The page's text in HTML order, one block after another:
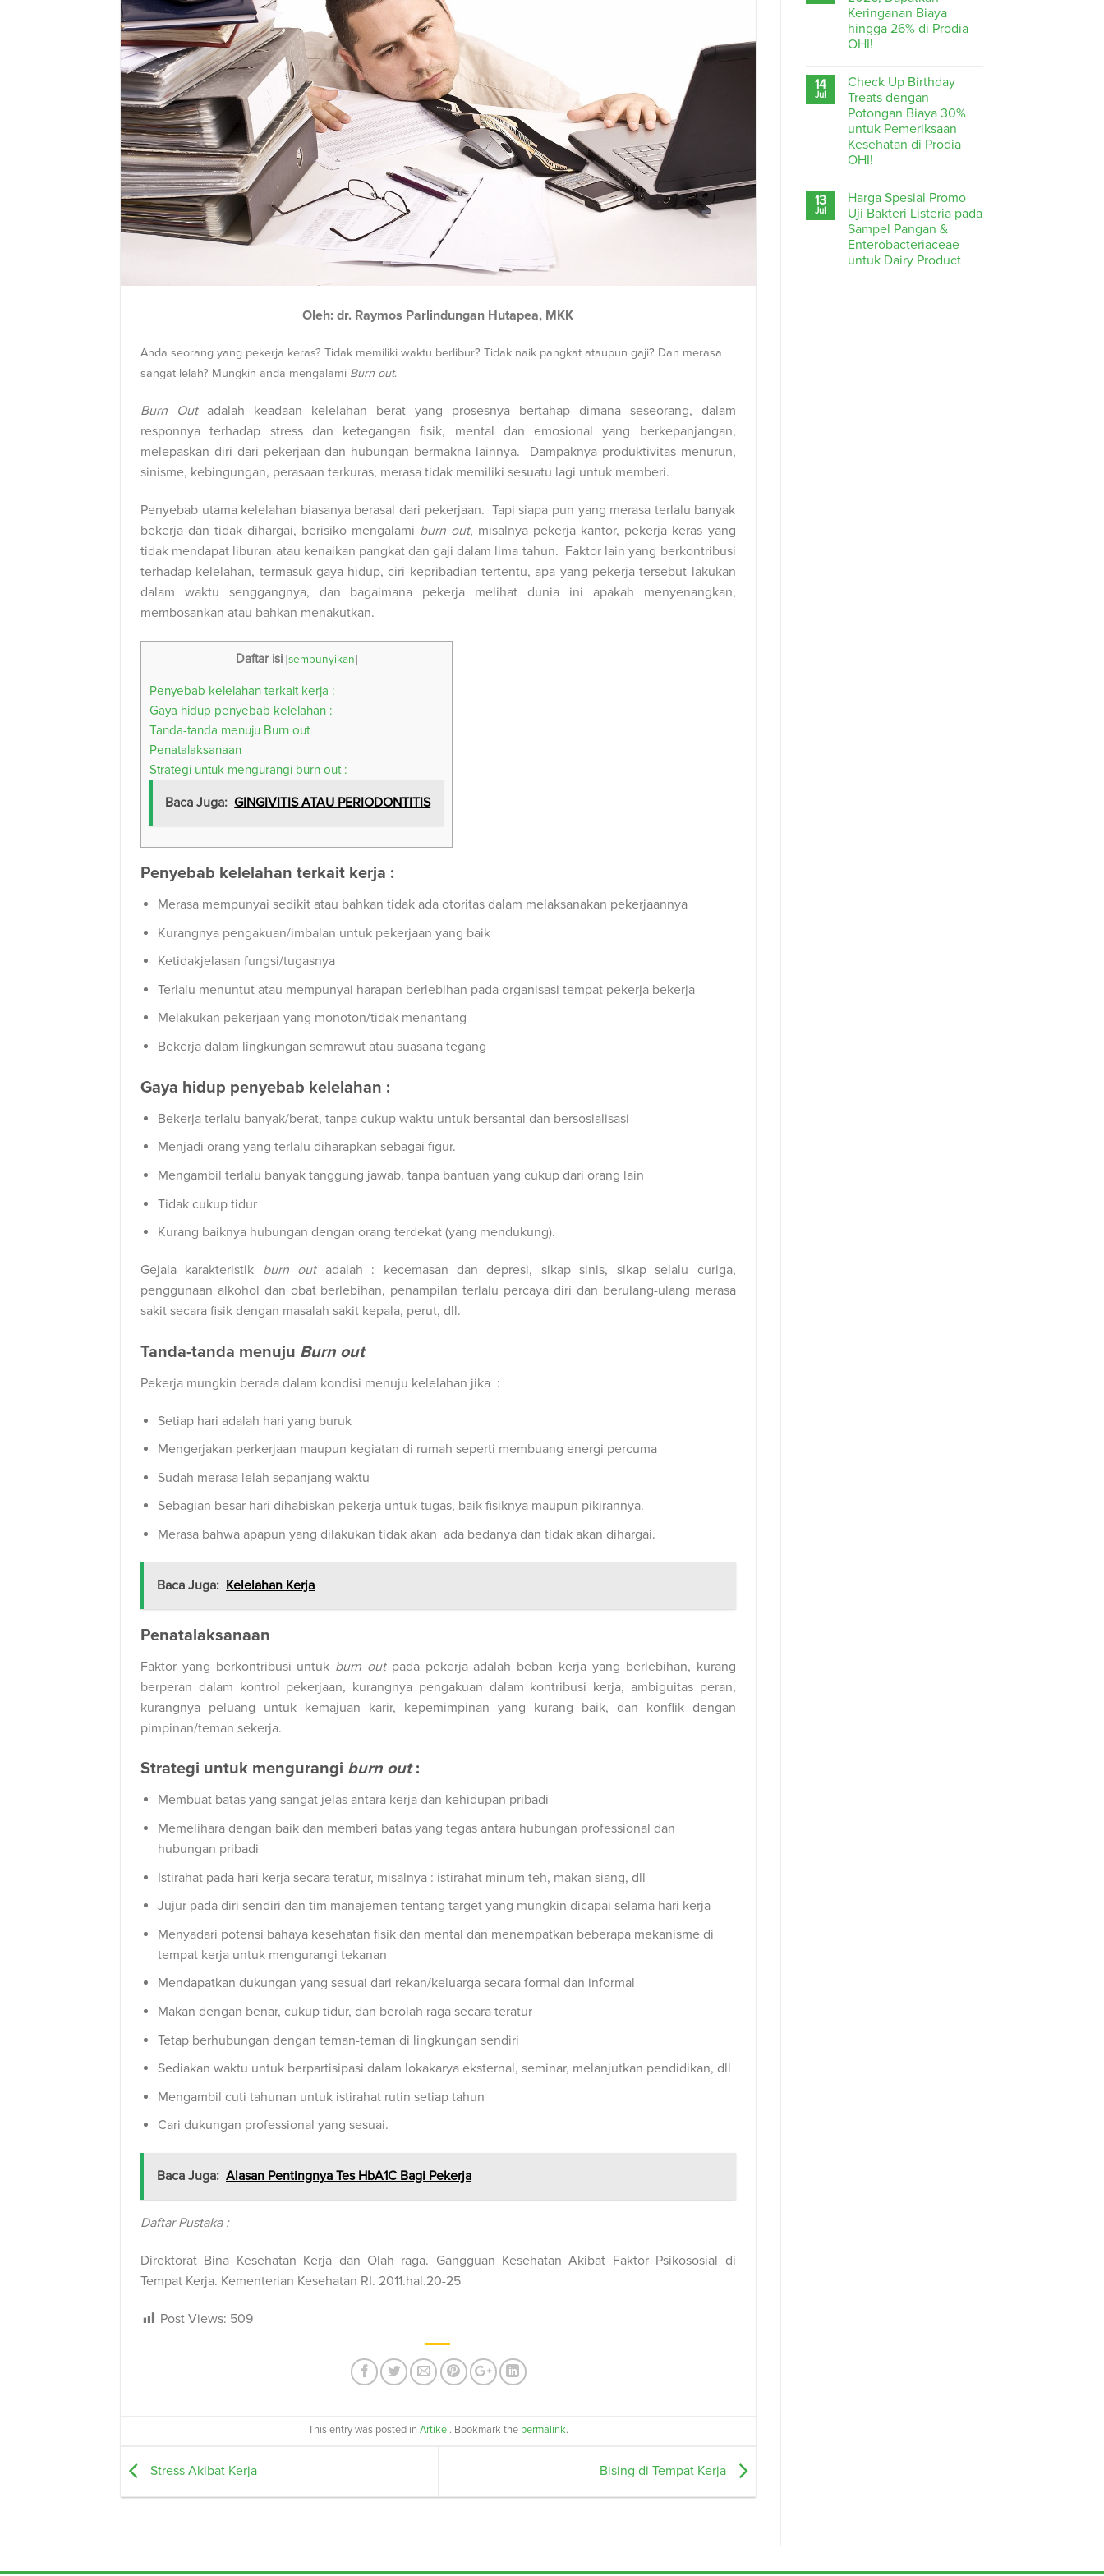
Oleh: dr. Raymos Parlindungan Hutapea, MKK
Anda seorang yang pekerja keras? Tidak memiliki waktu berlibur? Tidak naik pangkat ataupun gaji? Dan merasa
sangat lelah? Mungkin anda mengalami Burn out.
Burn Outadalah keadaan kelelahan berat yang prosesnya bertahap dimana seseorang, dalam
responnya terhadap stress dan ketegangan fisik, mental dan emosional yang berkepanjangan,
melepaskan diri dari pekerjaan dan hubungan bermakna lainnya. Dampaknya produktivitas menurun,
sinisme, kebingungan, perasaan terkuras, merasa tidak memiliki sesuatu lagi untuk memberi.
Penyebab utama kelelahan biasanya berasal dari pekerjaan. Tapi siapa pun yang merasa terlalu banyak
bekerja dan tidak dihargai, berisiko mengalami burn out, misalnya pekerja kantor, pekerja keras yang
tidak mendapat liburan atau kenaikan pangkat dan gaji dalam lima tahun. Faktor lain yang berkontribusi
terhadap kelelahan, termasuk gaya hidup, ciri kepribadian tertentu, apa yang pekerja tersebut lakukan
dalam waktu senggangnya, dan bagaimana pekerja melihat dunia ini apakah menyenangkan,
membosankan atau bahkan menakutkan.
Daftar isi [sembunyikan]
Penyebab kelelahan terkait kerja :
Gaya hidup penyebab kelelahan :
Tanda-tanda menuju Burn out
Penatalaksanaan
Strategi untuk mengurangi burn out :
Baca Juga: GINGIVITIS ATAU PERIODONTITIS
Penyebab kelelahan terkait kerja :
Merasa mempunyai sedikit atau bahkan tidak ada otoritas dalam melaksanakan pekerjaannya
Kurangnya pengakuan/imbalan untuk pekerjaan yang baik
Ketidakjelasan fungsi/tugasnya
Terlalu menuntut atau mempunyai harapan berlebihan pada organisasi tempat pekerja bekerja
Melakukan pekerjaan yang monoton/tidak menantang
Bekerja dalam lingkungan semrawut atau suasana tegang
Gaya hidup penyebab kelelahan :
Bekerja terlalu banyak/berat, tanpa cukup waktu untuk bersantai dan bersosialisasi
Menjadi orang yang terlalu diharapkan sebagai figur.
Mengambil terlalu banyak tanggung jawab, tanpa bantuan yang cukup dari orang lain
Tidak cukup tidur
Kurang baiknya hubungan dengan orang terdekat (yang mendukung).
Gejala karakteristik burn outadalah : kecemasan dan depresi, sikap sinis, sikap selalu curiga,
penggunaan alkohol dan obat berlebihan, penampilan terlalu percaya diri dan berulang-ulang merasa
sakit secara fisik dengan masalah sakit kepala, perut, dll.
Tanda-tanda menuju Burn out
Pekerja mungkin berada dalam kondisi menuju kelelahan jika :
Setiap hari adalah hari yang buruk
Mengerjakan perkerjaan maupun kegiatan di rumah seperti membuang energi percuma
Sudah merasa lelah sepanjang waktu
Sebagian besar hari dihabiskan pekerja untuk tugas, baik fisiknya maupun pikirannya.
Merasa bahwa apapun yang dilakukan tidak akan ada bedanya dan tidak akan dihargai.
Baca Juga: Kelelahan Kerja
Penatalaksanaan
Faktor yang berkontribusi untuk burn outpada pekerja adalah beban kerja yang berlebihan, kurang
berperan dalam kontrol pekerjaan, kurangnya pengakuan dalam kontribusi kerja, ambiguitas peran,
kurangnya peluang untuk kemajuan karir, kepemimpinan yang kurang baik, dan konflik dengan
pimpinan/teman sekerja.
Strategi untuk mengurangi burn out:
Membuat batas yang sangat jelas antara kerja dan kehidupan pribadi
Memelihara dengan baik dan memberi batas yang tegas antara hubungan professional dan
hubungan pribadi
Istirahat pada hari kerja secara teratur, misalnya : istirahat minum teh, makan siang, dll
Jujur pada diri sendiri dan tim manajemen tentang target yang mungkin dicapai selama hari kerja
Menyadari potensi bahaya kesehatan fisik dan mental dan menempatkan beberapa mekanisme di
tempat kerja untuk mengurangi tekanan
Mendapatkan dukungan yang sesuai dari rekan/keluarga secara formal dan informal
Makan dengan benar, cukup tidur, dan berolah raga secara teratur
Tetap berhubungan dengan teman-teman di lingkungan sendiri
Sediakan waktu untuk berpartisipasi dalam lokakarya eksternal, seminar, melanjutkan pendidikan, dll
Mengambil cuti tahunan untuk istirahat rutin setiap tahun
Cari dukungan professional yang sesuai.
Baca Juga: Alasan Pentingnya Tes HbA1C Bagi Pekerja
Daftar Pustaka :
Direktorat Bina Kesehatan Kerja dan Olah raga. Gangguan Kesehatan Akibat Faktor Psikososial di
Tempat Kerja. Kementerian Kesehatan RI. 2011.hal.20-25
Post Views: 509
This entry was posted in Artikel. Bookmark the permalink.
Stress Akibat Kerja Bising di Tempat Kerja
Keringanan Biaya
hingga 26% di Prodia
OHI!
14
Jul
Check Up Birthday
Treats dengan
Potongan Biaya 30%
untuk Pemeriksaan
Kesehatan di Prodia
OHI!
13
Jul
Harga Spesial Promo
Uji Bakteri Listeria pada
Sampel Pangan &
Enterobacteriaceae
untuk Dairy Product